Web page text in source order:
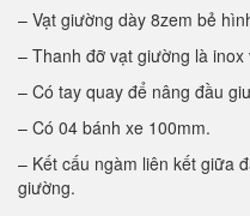
– Vạt giường dày 8zem bẻ
– Thanh đỡ vạt giường là
– Có tay quay để nâng đầu
– Có 04 bánh xe 100mm.
– Kết cấu ngàm liên kết giữa
giường.